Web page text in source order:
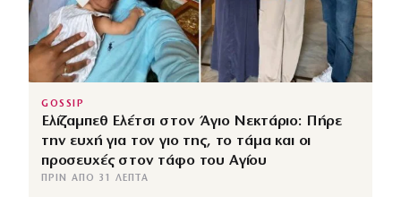
GOSSIP
Ελίζαμπεθ Ελέτσι στον Άγιο Νεκτάριο: Πήρε
την ευχή για τον γιο της, το τάμα και οι
προσευχές στον τάφο του Αγίου
ΠΡΙΝ ΑΠΌ 31 ΛΕΠΤΆ